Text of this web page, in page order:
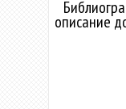
описание